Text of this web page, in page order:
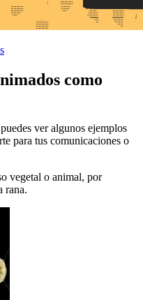
como
ver algunos ejemplos
para tus comunicaciones o
vegetal o animal, por
rana.